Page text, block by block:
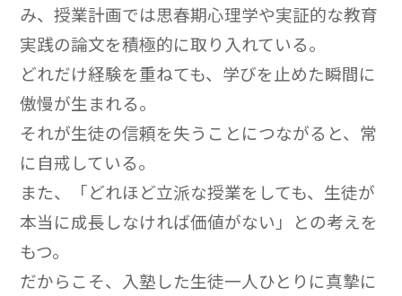
み、授業計画では思春期心理学や実証的な教育
実践の論文を積極的に取り入れている。
どれだけ経験を重ねても、学びを止めた瞬間に
傲慢が生まれる。
それが生徒の信頼を失うことにつながると、常
に自戒している。
また、「どれほど立派な授業をしても、生徒が
本当に成長しなければ価値がない」との考えを
もつ。
だからこそ、入塾した生徒一人ひとりに真摯に